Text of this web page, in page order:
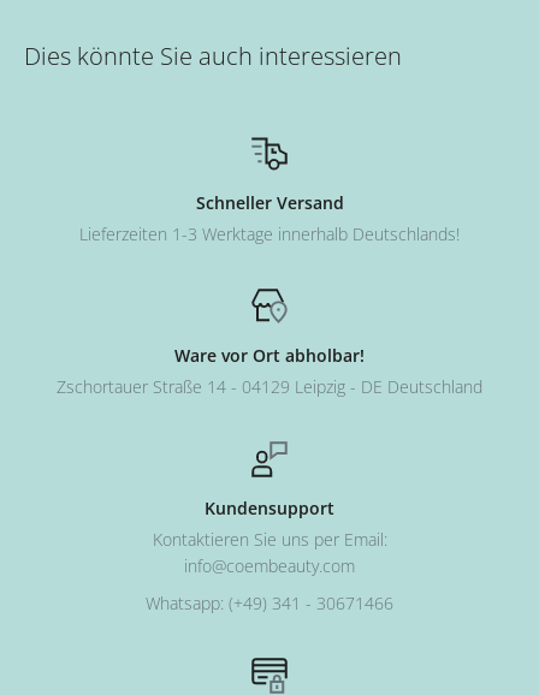
Dies könnte Sie auch interessieren
Schneller Versand
Lieferzeiten 1-3 Werktage innerhalb Deutschlands!
Ware vor Ort abholbar!
Zschortauer Straße 14 - 04129 Leipzig - DE Deutschland
Kundensupport
Kontaktieren Sie uns per Email:
info@coembeauty.com
Whatsapp: (+49) 341 - 30671466